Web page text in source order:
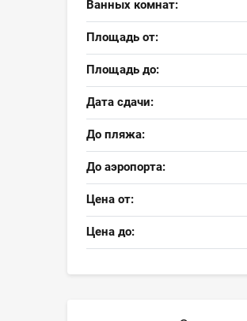
Ванных комнат:
Площадь от:
Площадь до:
Дата сдачи:
До пляжа:
До аэропорта:
Цена от:
Цена до: